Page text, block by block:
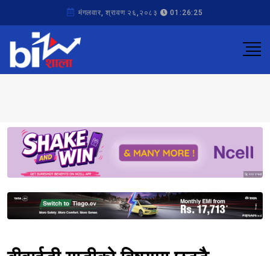
मंगलवार, श्रावण २६,२०८३ 01:26:25
Sponsored
Sponsored